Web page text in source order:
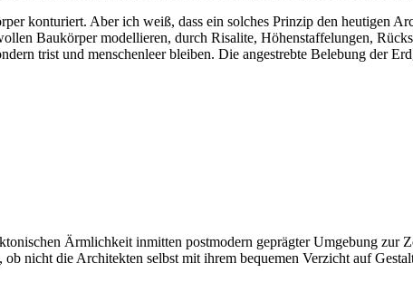
konturiert. Aber ich weiß, dass ein solches Prinzip den heutigen
Baukörper modellieren, durch Risalite, Höhenstaffelungen,
trist und menschenleer bleiben. Die angestrebte Belebung der
Ärmlichkeit inmitten postmodern geprägter Umgebung zur
nicht die Architekten selbst mit ihrem bequemen Verzicht auf